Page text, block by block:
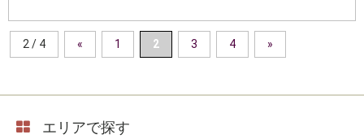
2 / 4 « 1 2 3 4 »
エリアで探す